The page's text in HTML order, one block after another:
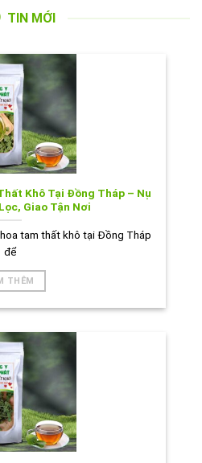
TIN MỚI
Khô Tại Đồng Tháp – Nụ
Giao Tận Nơi
tam thất khô tại Đồng Tháp
để
THÊM